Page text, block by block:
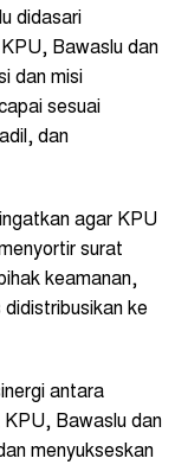
didasari
Bawaslu dan
dan misi
sesuai
dan
agar KPU
surat
keamanan,
ke
antara
Bawaslu dan
menyukseskan